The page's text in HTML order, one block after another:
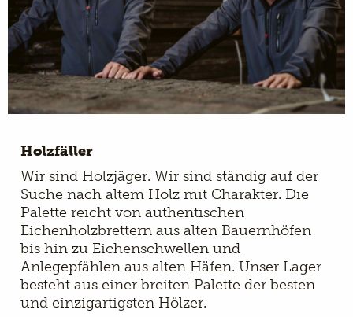
Holzfäller
Wir sind Holzjäger. Wir sind ständig auf der
Suche nach altem Holz mit Charakter. Die
Palette reicht von authentischen
Eichenholzbrettern aus alten Bauernhöfen
bis hin zu Eichenschwellen und
Anlegepfählen aus alten Häfen. Unser Lager
besteht aus einer breiten Palette der besten
und einzigartigsten Hölzer.